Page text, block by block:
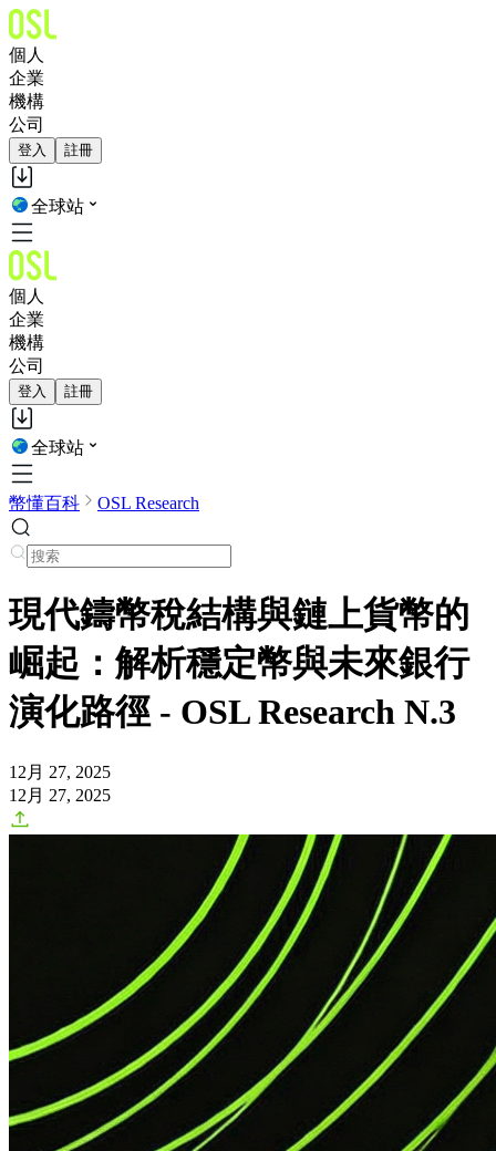
個人
企業
機構
公司
登入 註冊
全球站
個人
企業
機構
公司
登入 註冊
全球站
幣懂百科 OSL Research
現代鑄幣稅結構與鏈上貨幣的
崛起：解析穩定幣與未來銀行
演化路徑 - OSL Research N.3
12月 27, 2025
12月 27, 2025